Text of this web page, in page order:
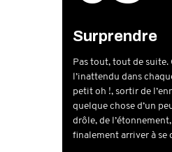
Surprendre
Pas tout, tout de suite.
l’inattendu dans
petit oh !, sortir de
quelque chose d’un
drôle, de
finalement arriver à se